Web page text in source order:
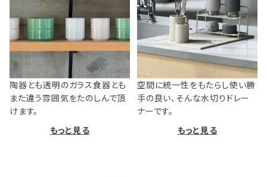
陶器とも透明のガラス食器とも
また違う雰囲気をたのしんで頂
けます。
もっと見る
空間に統一性をもたらし使い勝
手の良い、そんな水切りドレー
ナーです。
もっと見る